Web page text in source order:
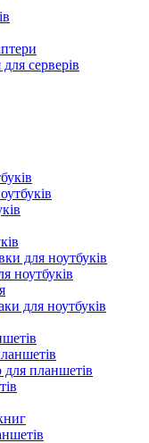
серверів
для ноутбуків
ноутбуків
для ноутбуків
для планшетів